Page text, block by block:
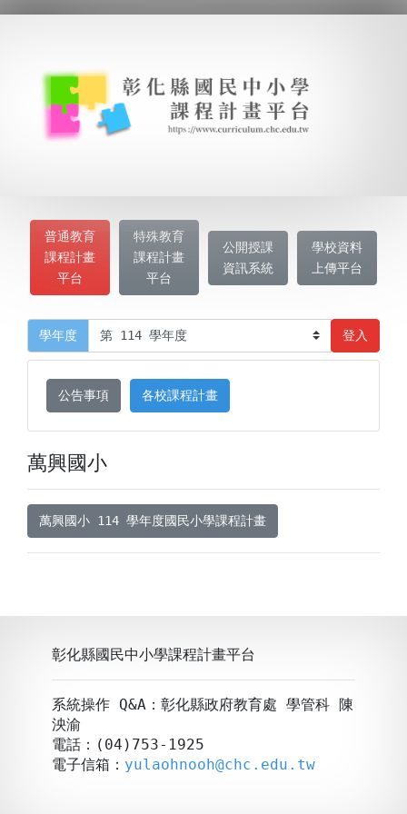
普通教育
課程計畫
平台
特殊教育
課程計畫
平台
公開授課
資訊系統
學校資料
上傳平台
學年度 登入
公告事項 各校課程計畫
萬興國小
萬興國小 114 學年度國民小學課程計畫
彰化縣國民中小學課程計畫平台
系統操作 Q&A：彰化縣政府教育處 學管科 陳
泱渝
電話：(04)753-1925
電子信箱： yulaohnooh@chc.edu.tw